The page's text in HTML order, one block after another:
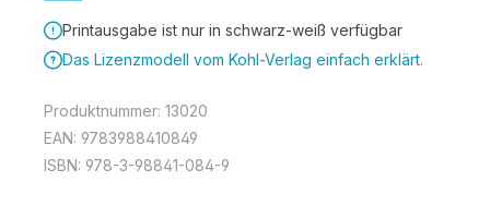
Printausgabe ist nur in schwarz-weiß verfügbar
Das Lizenzmodell vom Kohl-Verlag einfach erklärt.
Produktnummer: 13020
EAN: 9783988410849
ISBN: 978-3-98841-084-9